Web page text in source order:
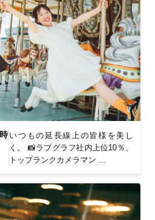
いつもの延長線上の皆様を美し
く。 📸ラブグラフ社内上位10％、
トップランクカメラマン ...